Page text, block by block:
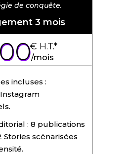
de conquête.
3 mois
€ H.T.*
/mois
incluses :
: 8 publications
Stories scénarisées